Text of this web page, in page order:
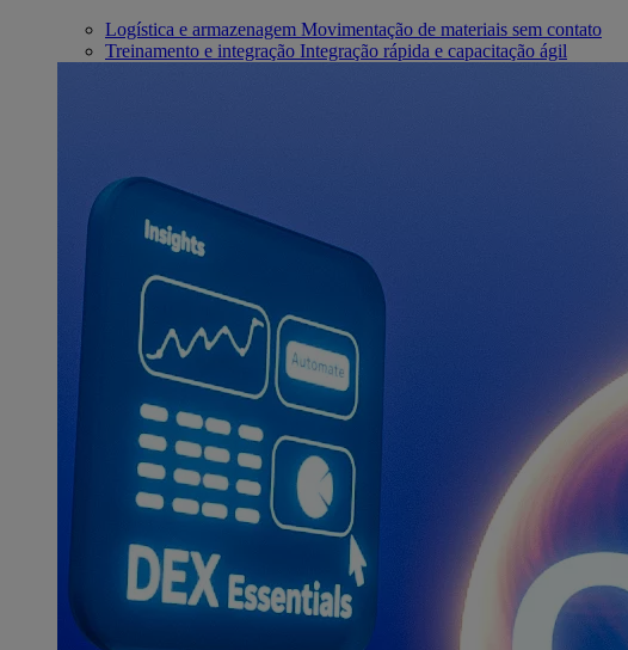
Logística e armazenagem Movimentação de materiais sem contato
Treinamento e integração Integração rápida e capacitação ágil